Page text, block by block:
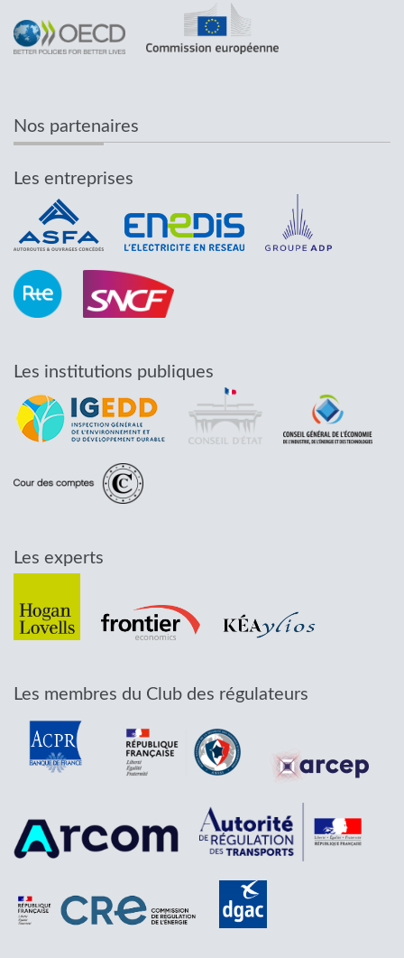
Nos partenaires
Les entreprises
Les institutions publiques
Les experts
Les membres du Club des régulateurs